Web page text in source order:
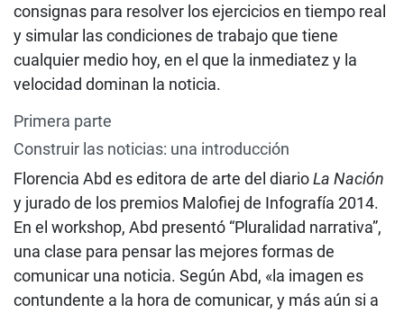
consignas para resolver los ejercicios en tiempo real
y simular las condiciones de trabajo que tiene
cualquier medio hoy, en el que la inmediatez y la
velocidad dominan la noticia.
Primera parte
Construir las noticias: una introducción
Florencia Abd es editora de arte del diarioLa Nación
y jurado de los premios Malofiej de Infografía 2014.
En el workshop, Abd presentó “Pluralidad narrativa”,
una clase para pensar las mejores formas de
comunicar una noticia. Según Abd, «la imagen es
contundente a la hora de comunicar, y más aún si a